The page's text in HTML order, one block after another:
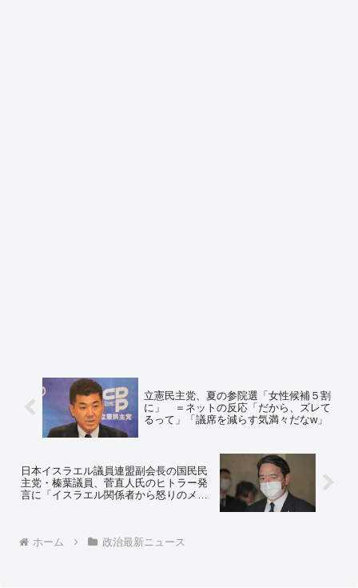
立憲民主党、夏の参院選「女性候補５割
に」 ＝ネットの反応「だから、ズレて
るって」「議席を減らす気満々だなw」
日本イスラエル議員連盟副会長の国民民
主党・榛葉議員、菅直人氏のヒトラー発
言に「イスラエル関係者から怒りのメー
いるなってことだわな」
ホーム 政治最新ニュース